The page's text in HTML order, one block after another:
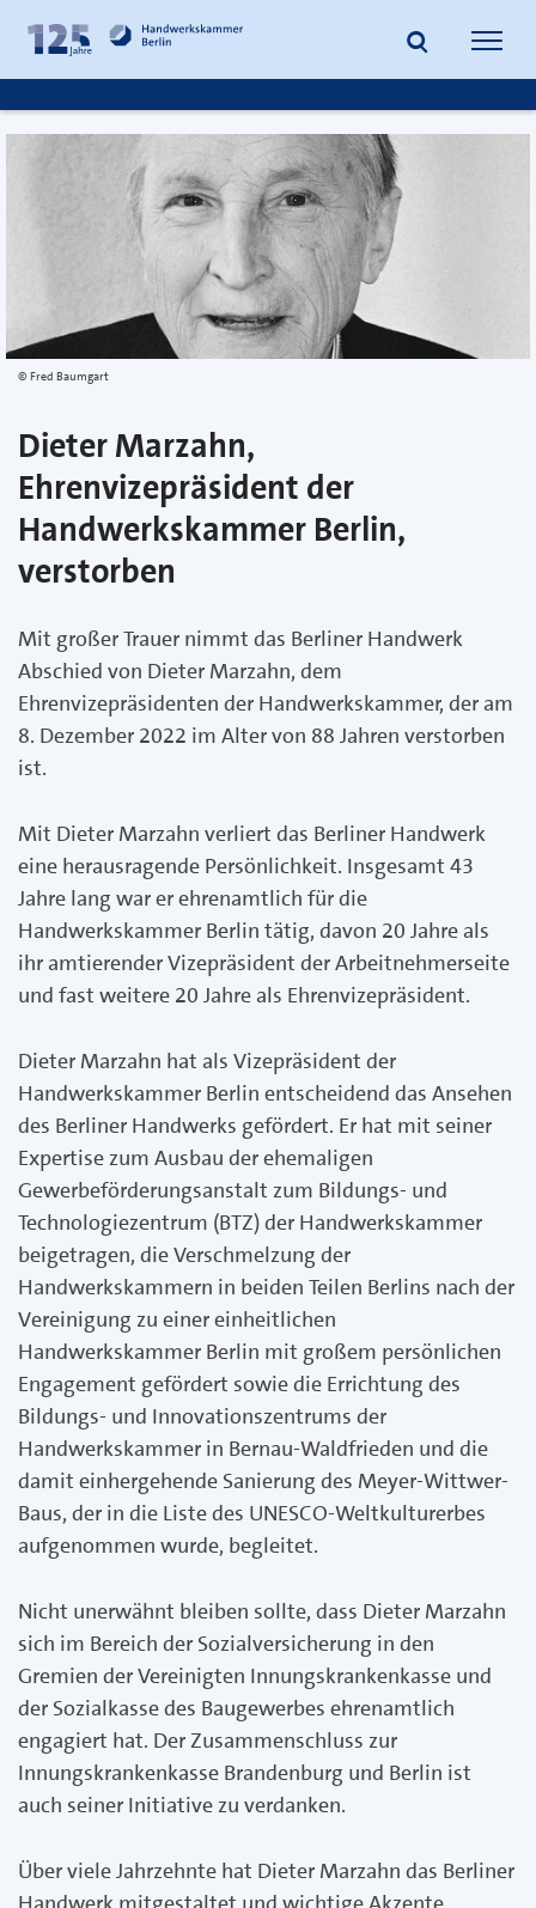
Inhalt
springen
Fußzeile
springen
Suche
Fred Baumgart
Dieter Marzahn,
Ehrenvizepräsident der
Handwerkskammer Berlin,
verstorben
Mit großer Trauer nimmt das Berliner Handwerk
Abschied von Dieter Marzahn, dem
Ehrenvizepräsidenten der Handwerkskammer, der am
8. Dezember 2022 im Alter von 88 Jahren verstorben
ist.
Mit Dieter Marzahn verliert das Berliner Handwerk
eine herausragende Persönlichkeit. Insgesamt 43
Jahre lang war er ehrenamtlich für die
Handwerkskammer Berlin tätig, davon 20 Jahre als
ihr amtierender Vizepräsident der Arbeitnehmerseite
und fast weitere 20 Jahre als Ehrenvizepräsident.
Dieter Marzahn hat als Vizepräsident der
Handwerkskammer Berlin entscheidend das Ansehen
des Berliner Handwerks gefördert. Er hat mit seiner
Expertise zum Ausbau der ehemaligen
Gewerbeförderungsanstalt zum Bildungs- und
Technologiezentrum (BTZ) der Handwerkskammer
beigetragen, die Verschmelzung der
Handwerkskammern in beiden Teilen Berlins nach der
Vereinigung zu einer einheitlichen
Handwerkskammer Berlin mit großem persönlichen
Engagement gefördert sowie die Errichtung des
Bildungs- und Innovationszentrums der
Handwerkskammer in Bernau-Waldfrieden und die
damit einhergehende Sanierung des Meyer-Wittwer-
Baus, der in die Liste des UNESCO-Weltkulturerbes
aufgenommen wurde, begleitet.
Nicht unerwähnt bleiben sollte, dass Dieter Marzahn
sich im Bereich der Sozialversicherung in den
Gremien der Vereinigten Innungskrankenkasse und
der Sozialkasse des Baugewerbes ehrenamtlich
engagiert hat. Der Zusammenschluss zur
Innungskrankenkasse Brandenburg und Berlin ist
auch seiner Initiative zu verdanken.
Über viele Jahrzehnte hat Dieter Marzahn das Berliner